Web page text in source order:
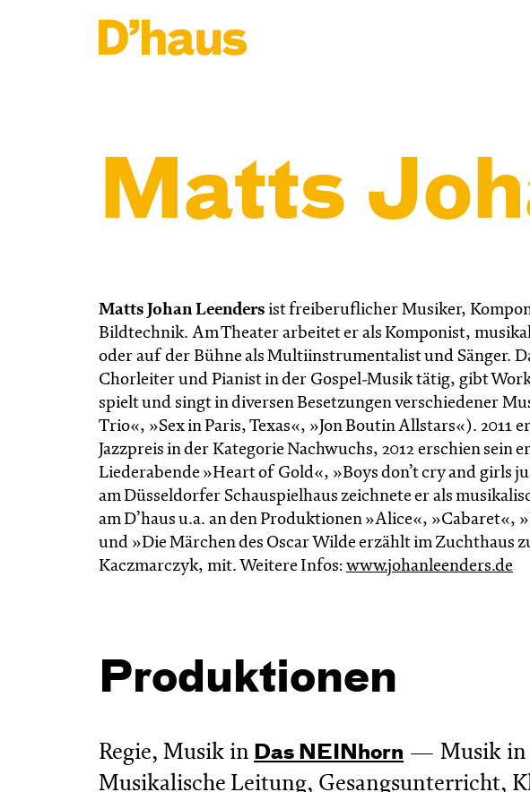
Matts
Matts Johan Leenders ist freiberuflicher Musiker,
Bildtechnik. Am Theater arbeitet er als Komponist,
oder auf der Bühne als Multiinstrumentalist und Sänger.
Chorleiter und Pianist in der Gospel-Musik tätig, gibt
spielt und singt in diversen Besetzungen verschiedener
Trio«, »Sex in Paris, Texas«, »Jon Boutin Allstars«). 2011
Jazzpreis in der Kategorie Nachwuchs, 2012 erschien sein
Liederabende »Heart of Gold«, »Boys don’t cry and girls
am Düsseldorfer Schauspielhaus zeichnete er als
am D’haus u.a. an den Produktionen »Alice«, »Cabaret«,
und »Die Märchen des Oscar Wilde erzählt im Zucht­haus
Kaczmarczyk, mit. Weitere Infos: www.johanleenders.de
Produktionen
Regie, Musik in Das NEIN­horn Musik in
Musikalische Leitung, Gesangsunterricht,